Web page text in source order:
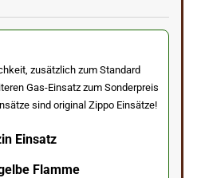
zusätzlich zum Standard
Gas-Einsatz zum Sonderpreis
sind original Zippo Einsätze!
Einsatz
Flamme